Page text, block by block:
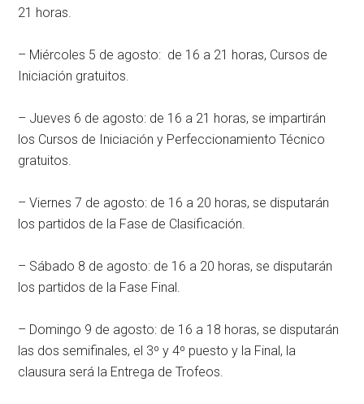
21 horas.
– Miércoles 5 de agosto: de 16 a 21 horas, Cursos de
Iniciación gratuitos.
– Jueves 6 de agosto: de 16 a 21 horas, se impartirán
los Cursos de Iniciación y Perfeccionamiento Técnico
gratuitos.
– Viernes 7 de agosto: de 16 a 20 horas, se disputarán
los partidos de la Fase de Clasificación.
– Sábado 8 de agosto: de 16 a 20 horas, se disputarán
los partidos de la Fase Final.
– Domingo 9 de agosto: de 16 a 18 horas, se disputarán
las dos semifinales, el 3º y 4º puesto y la Final, la
clausura será la Entrega de Trofeos.